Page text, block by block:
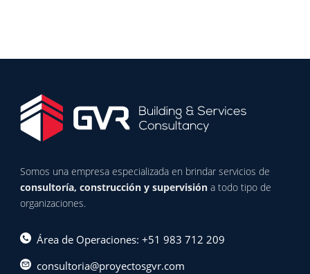
Somos una empresa especializada en brindar servicios de
consultoría, construcción y supervisión a todo tipo de
organizaciones.
Área de Operaciones: +51 983 712 209
consultoria@proyectosgvr.com